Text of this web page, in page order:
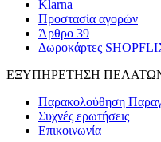
Klarna
Προστασία αγορών
Άρθρο 39
Δωροκάρτες
ΕΞΥΠΗΡΕΤΗΣΗ
Παρακολούθηση
Συχνές ερωτήσεις
Επικοινωνία